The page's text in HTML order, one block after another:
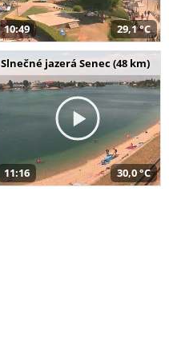
10:49 29,1 °C
Slnečné jazerá Senec (48 km)
11:16 30,0 °C